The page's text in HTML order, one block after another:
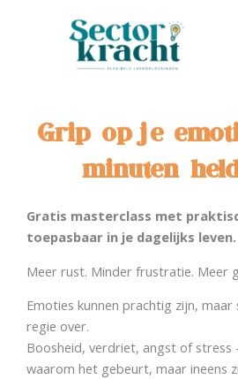
Grip op je
minuten
Gratis masterclass met
toepasbaar in je dagelijks leven.
Meer rust. Minder frustratie. Meer
Emoties kunnen prachtig zijn, maar
regie over.
Boosheid, verdriet, angst of stress
waarom het gebeurt, maar ineens